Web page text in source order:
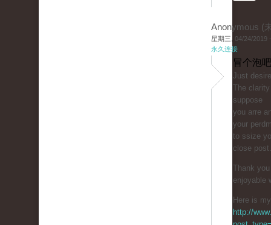
Anonymous (
星期三, 04/24/2019
永久连接
冒个泡
Just
The
suppose
you arre
your
to ssize
close post.
Thank
enjoyable
Here is
http://